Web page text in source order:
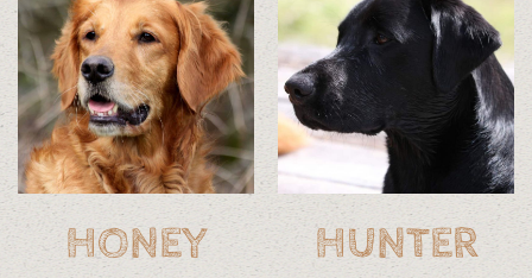
HONEY HUNTER